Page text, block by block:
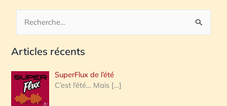
c
e
r
Articles récents
SuperFlux de l’été
C’est l’été… Mais […]